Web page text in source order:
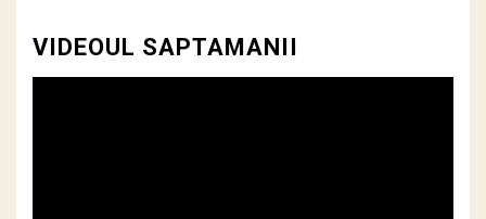
VIDEOUL SAPTAMANII